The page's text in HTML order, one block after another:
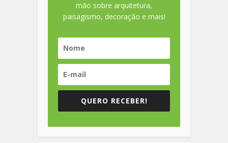
mão sobre arquitetura,
paisagismo, decoração e mais!
QUERO RECEBER!